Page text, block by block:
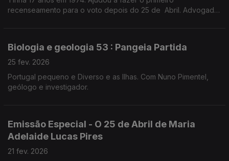
recenseamento para o voto depois do 25 de Abril. Advogado
Biologia e geologia 53 : Pangeia Partida
25 fev. 2026
Portugal pequeno e Diverso e as Ilhas. Com Nuno Pimentel,
geólogo e investigador.
Emissão Especial - O 25 de Abril de Maria
Adelaide Lucas Pires
21 fev. 2026